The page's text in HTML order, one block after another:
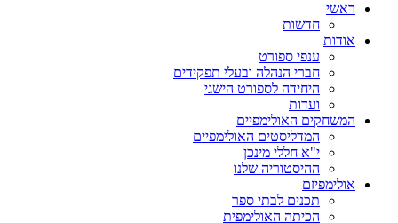
ראשי
חדשות
אודות
ענפי ספורט
חברי הנהלה ובעלי תפקידים
היחידה לספורט הישגי
ועדות
המשחקים האולימפיים
המדליסטים האולימפיים
י"א חללי מינכן
ההיסטוריה שלנו
אולימפיזם
תכנים לבתי ספר
הכיתה האולימפית